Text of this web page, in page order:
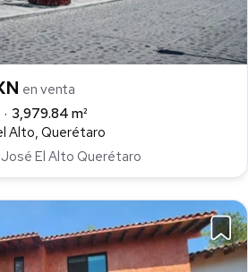
en venta
3,979.84 m²
Alto, Querétaro
El Alto Querétaro